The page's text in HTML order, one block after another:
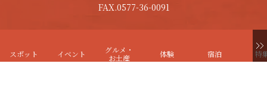
FAX.0577-36-0091
スポット イベント
グルメ・
お土産
体験 宿泊 特